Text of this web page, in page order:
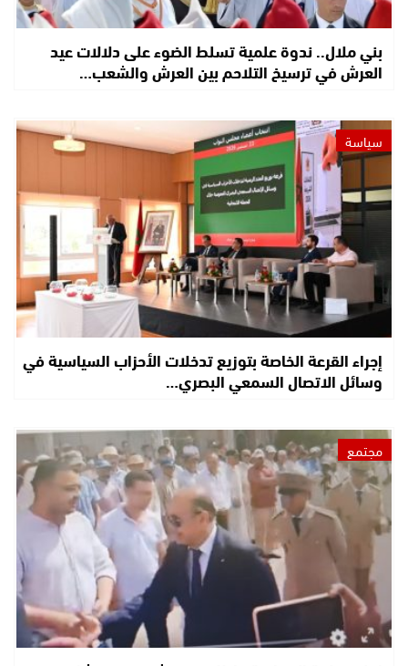
بني ملال.. ندوة علمية تسلط الضوء على دلالات عيد
العرش في ترسيخ التلاحم بين العرش والشعب…
سياسة
إجراء القرعة الخاصة بتوزيع تدخلات الأحزاب السياسية في
وسائل الاتصال السمعي البصري…
مجتمع